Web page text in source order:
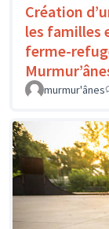
Création
les familles
ferme-
murmur'ânes